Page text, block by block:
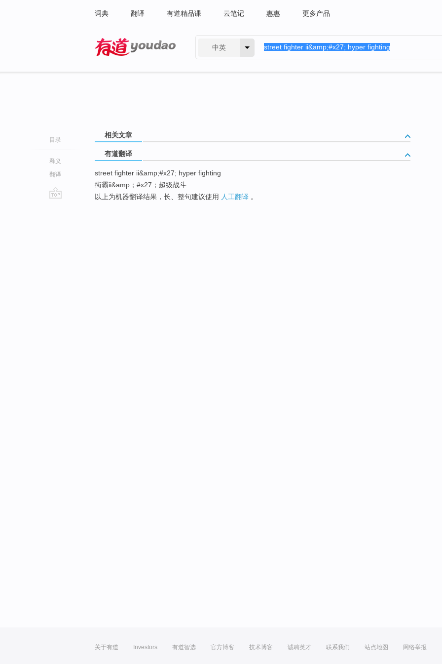
词典 翻译 有道精品课 云笔记 惠惠 更多产品
中英
目录
释义
翻译
相关文章
有道翻译
street fighter ii&amp;#x27; hyper fighting
街霸ii&amp；#x27；超级战斗
以上为机器翻译结果，长、整句建议使用 人工翻译 。
关于有道 Investors 有道智选 官方博客 技术博客 诚聘英才 联系我们 站点地图 网络举报